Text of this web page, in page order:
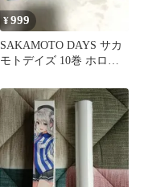
¥999
SAKAMOTO DAYS サカ
モトデイズ 10巻 ホログ